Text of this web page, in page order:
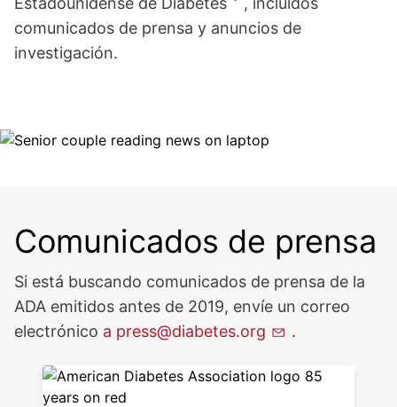
comunicados de prensa y anuncios de
investigación.
Image
Comunicados de prensa
Si está buscando comunicados de prensa de la
ADA emitidos antes de 2019, envíe un correo
electrónico a press@diabetes.org .